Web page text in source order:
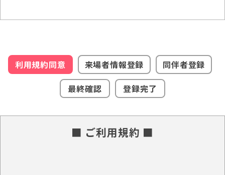
利用規約同意 来場者情報登録
同伴者登録
最終確認
登録完了
■ ご利用規約 ■